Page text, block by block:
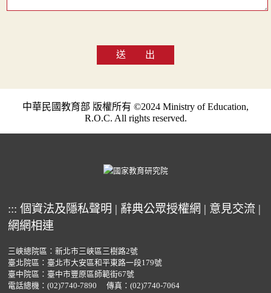
送 出
中華民國教育部 版權所有 ©2024 Ministry of Education,
R.O.C. All rights reserved.
::: 個資法及隱私聲明 | 辭典公眾授權網 | 意見交流 |
網網相連
三峽總院區：新北市三峽區三樹路2號
臺北院區：臺北市大安區和平東路一段179號
臺中院區：臺中市豐原區師範街67號
電話總機： (02)7740-7890 傳真：(02)7740-7064